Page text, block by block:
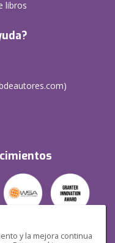
y la mejora continua
libros
)